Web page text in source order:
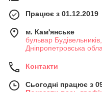
Працює з 01.12.2019
м. Кам'янське
бульвар
Дніпропетровська
Контакти
Сьогодні працює з